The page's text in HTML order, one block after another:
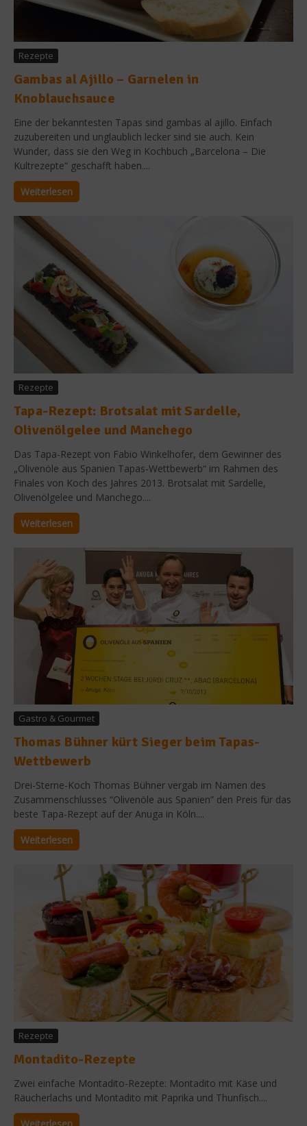
Rezepte
Gambas al Ajillo – Garnelen in
Knoblauchsauce
Eine der bekanntesten Tapas sind gambas al ajillo. Einfach
zuzubereiten und unglaublich lecker sind sie auch. Kein
Wunder, dass sie den Weg in Kochbuch „Barcelona – Die
Kultrezepte“ geschafft haben....
Weiterlesen
Rezepte
Tapa-Rezept: Brotsalat mit Sardelle,
Olivenölgelee und Manchego
Das Tapa-Rezept von Fabio Winkelhofer, dem Gewinner des
„Olivenöle aus Spanien Tapas-Wettbewerb“ im Rahmen des
Finales von Koch des Jahres 2013. Brotsalat mit Sardelle,
Olivenölgelee und Manchego....
Weiterlesen
Gastro & Gourmet
Thomas Bühner kürt Sieger beim Tapas-
Wettbewerb
Drei-Sterne-Koch Thomas Bühner vergab im Namen des
Zusammenschlusses “Olivenöle aus Spanien” den Preis für das
beste Tapa-Rezept auf der Anuga in Köln....
Weiterlesen
Rezepte
Montadito-Rezepte
Zwei einfache Montadito-Rezepte: Montadito mit Käse und
Räucherlachs und Montadito mit Paprika und Thunfisch....
Weiterlesen